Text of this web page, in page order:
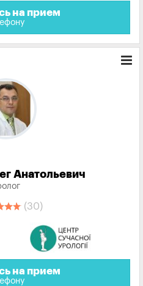
на прием
Анатольевич
(30)
на прием